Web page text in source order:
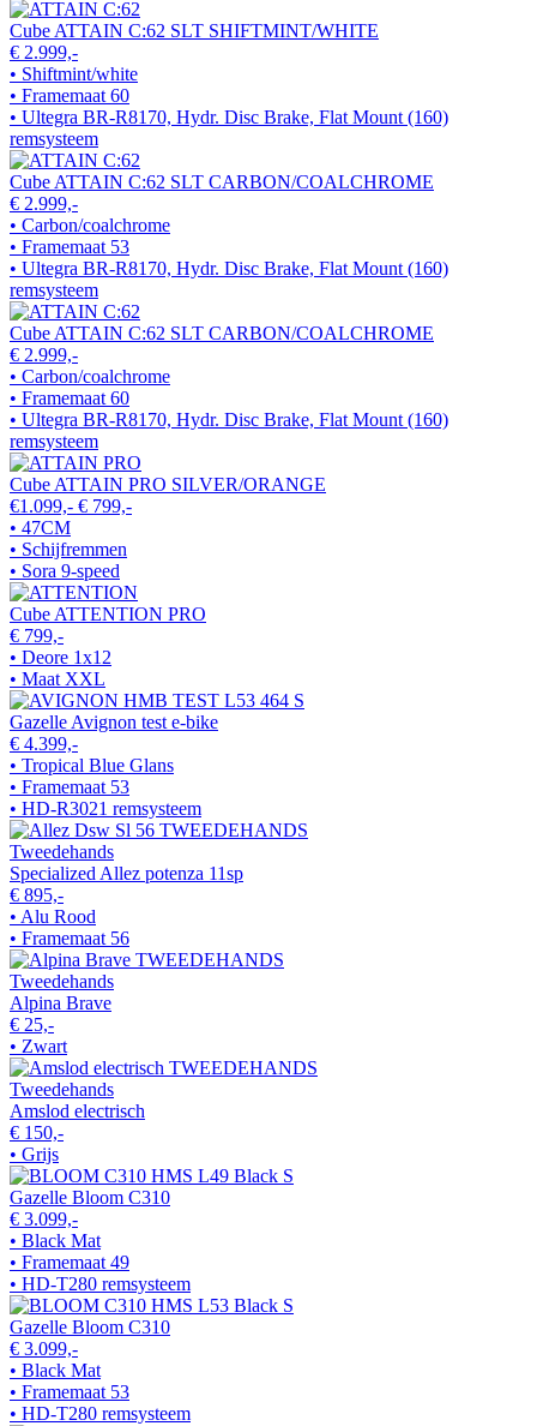
Cube ATTAIN C:62 SLT SHIFTMINT/WHITE
€ 2.999,-
• Shiftmint/white
• Framemaat 60
• Ultegra BR-R8170, Hydr. Disc Brake, Flat Mount (160)
remsysteem
Cube ATTAIN C:62 SLT CARBON/COALCHROME
€ 2.999,-
• Carbon/coalchrome
• Framemaat 53
• Ultegra BR-R8170, Hydr. Disc Brake, Flat Mount (160)
remsysteem
Cube ATTAIN C:62 SLT CARBON/COALCHROME
€ 2.999,-
• Carbon/coalchrome
• Framemaat 60
• Ultegra BR-R8170, Hydr. Disc Brake, Flat Mount (160)
remsysteem
Cube ATTAIN PRO SILVER/ORANGE
€1.099,- € 799,-
• 47CM
• Schijfremmen
• Sora 9-speed
Cube ATTENTION PRO
€ 799,-
• Deore 1x12
• Maat XXL
Gazelle Avignon test e-bike
€ 4.399,-
• Tropical Blue Glans
• Framemaat 53
• HD-R3021 remsysteem
Tweedehands
Specialized Allez potenza 11sp
€ 895,-
• Alu Rood
• Framemaat 56
Tweedehands
Alpina Brave
€ 25,-
• Zwart
Tweedehands
Amslod electrisch
€ 150,-
• Grijs
Gazelle Bloom C310
€ 3.099,-
• Black Mat
• Framemaat 49
• HD-T280 remsysteem
Gazelle Bloom C310
€ 3.099,-
• Black Mat
• Framemaat 53
• HD-T280 remsysteem